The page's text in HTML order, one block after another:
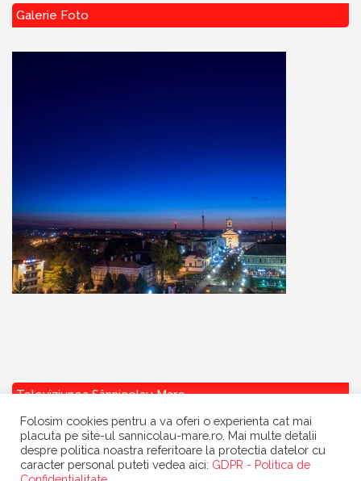
Galerie Foto
Televiziunea Sânnicolau Mare
Folosim cookies pentru a va oferi o experienta cat mai
placuta pe site-ul sannicolau-mare.ro. Mai multe detalii
despre politica noastra referitoare la protectia datelor cu
caracter personal puteti vedea aici: GDPR - Politica de